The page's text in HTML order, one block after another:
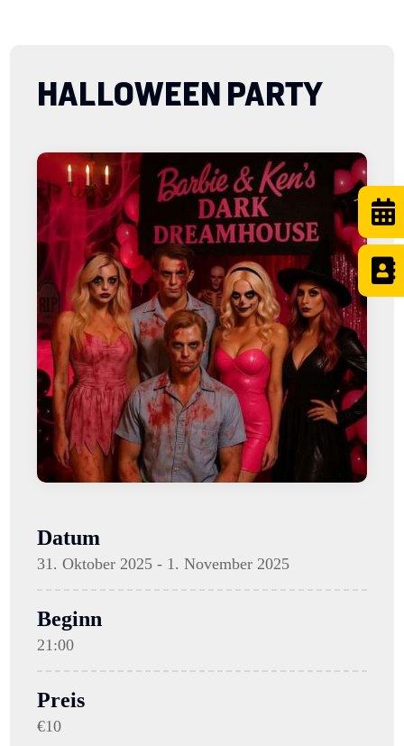
HALLOWEEN PARTY
Datum
31. Oktober 2025 - 1. November 2025
Beginn
21:00
Preis
€10

